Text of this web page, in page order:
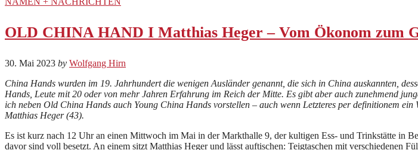
OLD CHINA HAND I Matthias Heger – Vom Ökonom zum
30. Mai 2023 by Wolfgang Hirn
China Hands wurden im 19. Jahrhundert die wenigen Ausländer genannt, die sich in China auskannten,
Hands, Leute mit 20 oder von mehr Jahren Erfahrung im Reich der Mitte. Es gibt aber auch zunehmend
ich neben Old China Hands auch Young China Hands vorstellen – auch wenn Letzteres per definitionem
Matthias Heger (43).
Es ist kurz nach 12 Uhr an einen Mittwoch im Mai in der Markthalle 9, der kultigen Ess- und Trinkstätte in
davor sind voll besetzt. An einem sitzt Matthias Heger und lässt auftischen: Teigtaschen mit verschiedenen